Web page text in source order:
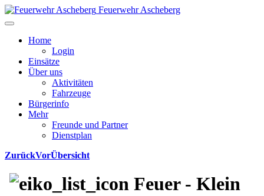
Feuerwehr Ascheberg
Home
Login
Einsätze
Über uns
Aktivitäten
Fahrzeuge
Bürgerinfo
Mehr
Freunde und Partner
Dienstplan
ZurückVorÜbersicht
Feuer - Klein